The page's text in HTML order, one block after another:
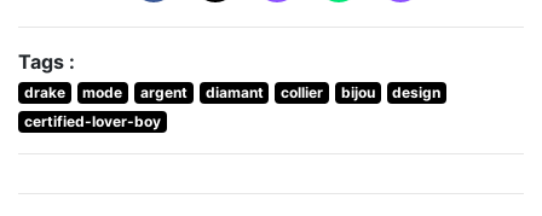
Tags :
drake mode argent diamant collier bijou
design
certified-lover-boy